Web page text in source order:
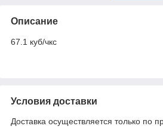
Описание
67.1 куб/чкс
Условия доставки
Доставка осуществляется только по